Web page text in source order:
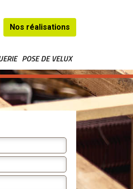
Nos réalisations
POSE DE VELUX